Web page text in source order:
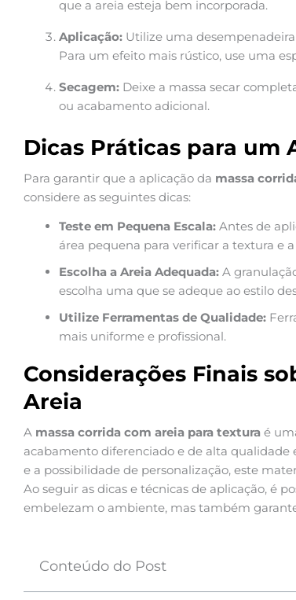
que a areia esteja bem incorporada.
Aplicação: Utilize uma
Para um efeito mais rústico, use uma
Secagem: Deixe a massa secar
ou acabamento adicional.
Dicas Práticas para um
Para garantir que a aplicação da massa
considere as seguintes dicas:
Teste em Pequena Escala: Antes de
área pequena para verificar a textura e a
Escolha a Areia Adequada: A
escolha uma que se adeque ao estilo
Utilize Ferramentas de Qualidade:
mais uniforme e profissional.
Considerações Finais
Areia
A massa corrida com areia para textura é
acabamento diferenciado e de alta qualidade
e a possibilidade de personalização, este
Ao seguir as dicas e técnicas de aplicação, é
embelezam o ambiente, mas também
Conteúdo do Post